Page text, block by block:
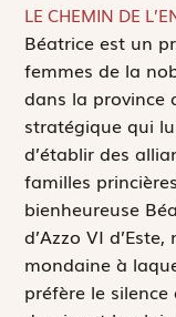
LE CHEMIN DE
Béatrice est un
femmes de la
dans la province
stratégique qui
d’établir des
familles
bienheureuse
d’Azzo VI
mondaine à
préfère le silence